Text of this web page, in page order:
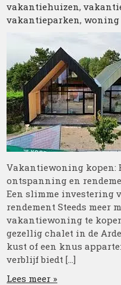
vakantiehuizen,
vakantieparken,woning
Vakantiewoning kopen:
ontspanning en
Een slimme investering
rendement Steeds meer
vakantiewoning te
gezellig chalet in de
kust of een knus
verblijf biedt […]
Lees meer »